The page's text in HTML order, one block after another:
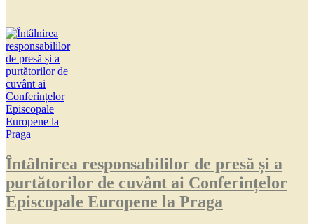
Întâlnirea responsabililor de presă și a
purtătorilor de cuvânt ai Conferințelor
Episcopale Europene la Praga